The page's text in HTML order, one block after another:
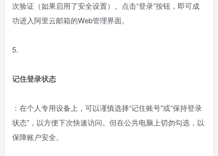
次验证（如果启用了安全设置）。点击“登录”按钮，即可成
功进入阿里云邮箱的Web管理界面。
5.
记住登录状态
：在个人专用设备上，可以谨慎选择“记住账号”或“保持登录
状态”，以方便下次快速访问。但在公共电脑上切勿勾选，以
保障账户安全。